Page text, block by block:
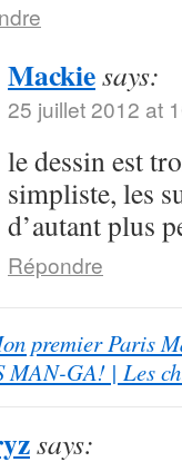
Mackiesays:
25 juillet 2012 at
le dessin est
simpliste, les
d’autant plus
Répondre
premier Paris
MAN-GA! | Les
says: